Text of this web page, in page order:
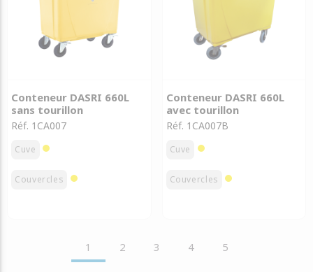
Conteneur DASRI 660L
sans tourillon
Réf. 1CA007
Cuve
Couvercles
Conteneur DASRI 660L
avec tourillon
Réf. 1CA007B
Cuve
Couvercles
1 2 3 4 5